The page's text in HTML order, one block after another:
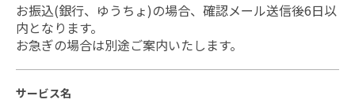
お振込(銀行、ゆうちょ)の場合、確認メール送信後6日以
内となります。
お急ぎの場合は別途ご案内いたします。
サービス名